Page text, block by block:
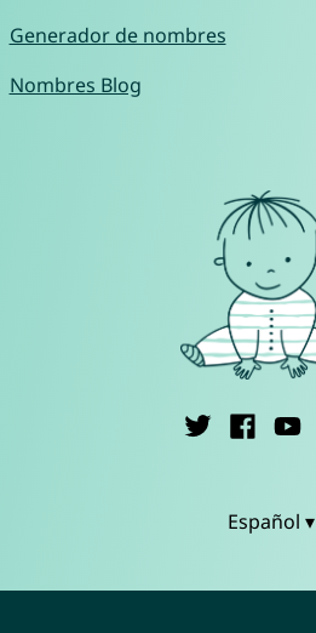
Generador de nombres
Nombres Blog
Español ▾